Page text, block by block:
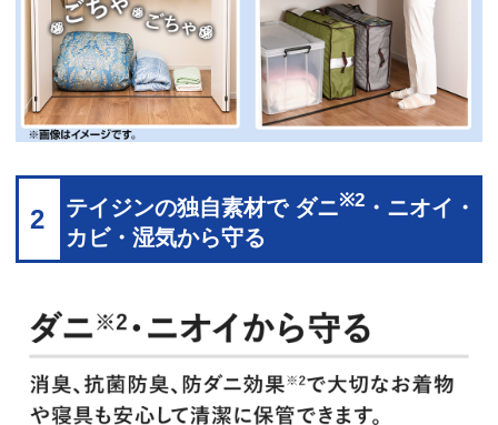
2 テイジンの独自素材で ダニ※2 ・ニオイ・
カビ・湿気から守る